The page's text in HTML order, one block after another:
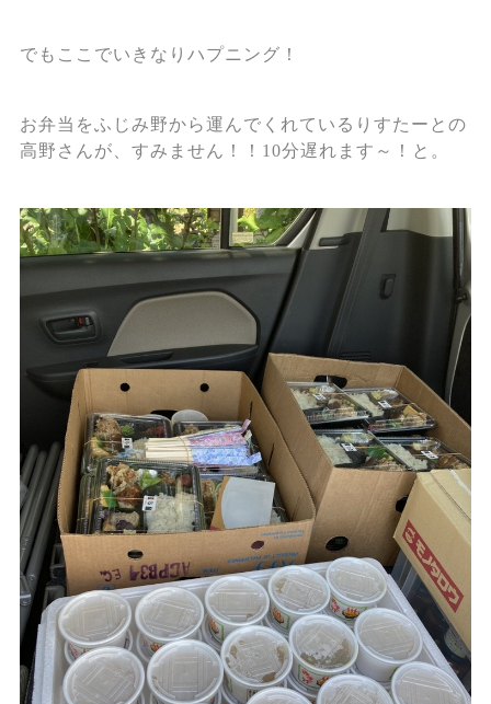
でもここでいきなりハプニング！
お弁当をふじみ野から運んでくれているりすたーとの
高野さんが、すみません！！10分遅れます～！と。